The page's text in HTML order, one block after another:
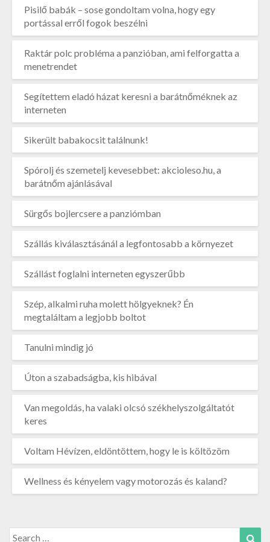
Pisilő babák – sose gondoltam volna, hogy egy
portással erről fogok beszélni
Raktár polc probléma a panzióban, ami felforgatta a
menetrendet
Segítettem eladó házat keresni a barátnőméknek az
interneten
Sikerült babakocsit találnunk!
Spórolj és szemetelj kevesebbet: akcioleso.hu, a
barátnőm ajánlásával
Sürgős bojlercsere a panziómban
Szállás kiválasztásánál a legfontosabb a környezet
Szállást foglalni interneten egyszerűbb
Szép, alkalmi ruha molett hölgyeknek? Én
megtaláltam a legjobb boltot
Tanulni mindig jó
Úton a szabadságba, kis hibával
Van megoldás, ha valaki olcsó székhelyszolgáltatót
keres
Voltam Hévízen, eldöntöttem, hogy le is költözöm
Wellness és kényelem vagy motorozás és kaland?
Search